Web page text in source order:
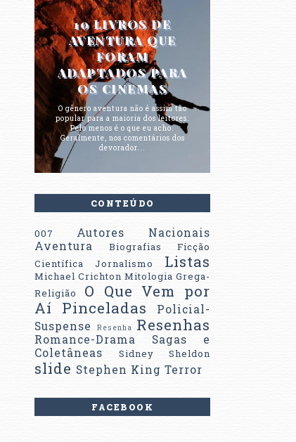
10 LIVROS DE
AVENTURA QUE
FORAM
ADAPTADOS PARA
OS CINEMAS
O gênero aventura não é assim tão
popular para a maioria dos leitores.
Pelo menos é o que eu acho.
Geralmente, nos comentários dos
devorador...
CONTEÚDO
007
Autores Nacionais
Aventura
Biografias
Ficção
Científica
Jornalismo Listas
Michael Crichton Mitologia Grega-
Religião
O Que Vem por
Aí Pinceladas
Policial-
Suspense
Resenha Resenhas
Romance-Drama
Sagas e
Coletâneas
Sidney Sheldon
slide Stephen King Terror
FACEBOOK